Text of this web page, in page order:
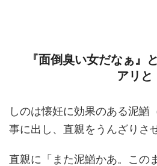
『面倒臭い女だなぁ』
アリと
しのは懐妊に効果のある泥鰌
事に出し、直親をうんざりさ
直親に「また泥鰌かあ。この